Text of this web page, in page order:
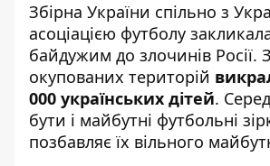
Збірна України спільно з
асоціацією футболу
байдужим до злочинів Росії.
окупованих територій
000 українських дітей.
бути і майбутні футбольні
позбавляє їх вільного